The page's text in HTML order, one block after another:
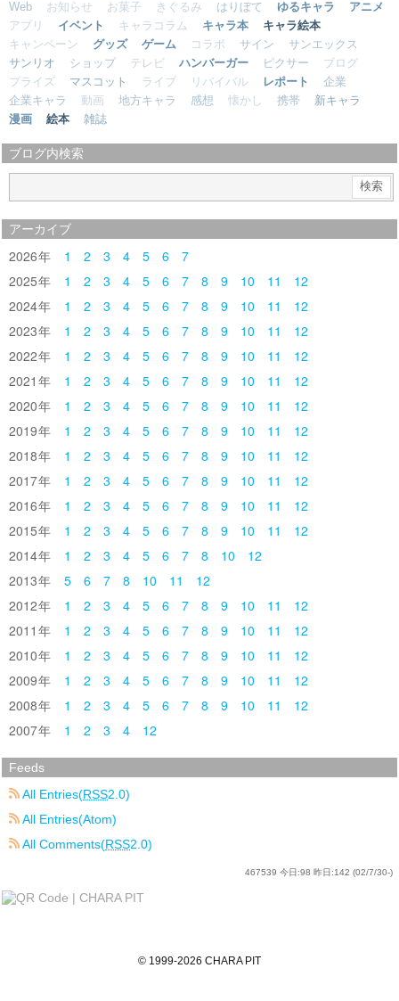
Web
お知らせ お菓子 きぐるみ はりぼて ゆるキャラ
アニメ
アプリ
イベント キャラコラム キャラ本
キャラ絵本
キャンペーン
グッズ ゲーム コラボ サイン
サンエックス
サンリオ
ショップ テレビ ハンバーガー ピクサー
ブログ
プライズ
マスコット ライブ リバイバル レポート
企業
企業キャラ
動画 地方キャラ 感想 懐かし 携帯
新キャラ
漫画
絵本 雑誌
ブログ内検索
アーカイブ
2026 1 2 3 4 5 6
7
2025
1 2 3 4 5 6 7 8 9 10 11
12
2024
1 2 3 4 5 6 7 8 9 10 11
12
2023
1 2 3 4 5 6 7 8 9 10 11
12
2022
1 2 3 4 5 6 7 8 9 10 11
12
2021
1 2 3 4 5 6 7 8 9 10 11
12
2020
1 2 3 4 5 6 7 8 9 10 11
12
2019
1 2 3 4 5 6 7 8 9 10 11
12
2018
1 2 3 4 5 6 7 8 9 10 11
12
2017
1 2 3 4 5 6 7 8 9 10 11
12
2016
1 2 3 4 5 6 7 8 9 10 11
12
2015
1 2 3 4 5 6 7 8 9 10 11
12
2014
1 2 3 4 5 6 7 8 10
12
2013
5 6 7 8 10 11
12
2012
1 2 3 4 5 6 7 8 9 10 11
12
2011
1 2 3 4 5 6 7 8 9 10 11
12
2010
1 2 3 4 5 6 7 8 9 10 11
12
2009
1 2 3 4 5 6 7 8 9 10 11
12
2008
1 2 3 4 5 6 7 8 9 10 11
12
2007
1 2 3 4 12
Feeds
All Entries(RSS2.0)
All Entries(Atom)
All Comments(RSS2.0)
467539 今日:98 昨日:142 (02/7/30-)
© 1999-2026 CHARA PIT